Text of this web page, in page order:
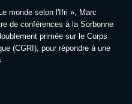
monde selon l'Ifri », Marc
de conférences à la Sorbonne
primée sur le Corps
(CGRI), pour répondre à une